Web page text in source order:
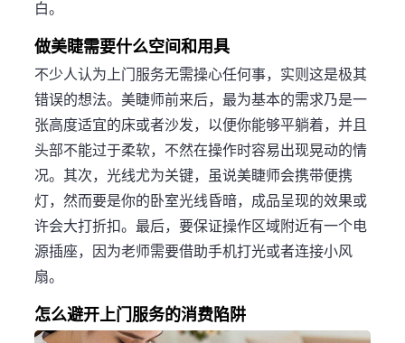
白。
做美睫需要什么空间和用具
不少人认为上门服务无需操心任何事，实则这是极其
错误的想法。美睫师前来后，最为基本的需求乃是一
张高度适宜的床或者沙发，以便你能够平躺着，并且
头部不能过于柔软，不然在操作时容易出现晃动的情
况。其次，光线尤为关键，虽说美睫师会携带便携
灯，然而要是你的卧室光线昏暗，成品呈现的效果或
许会大打折扣。最后，要保证操作区域附近有一个电
源插座，因为老师需要借助手机打光或者连接小风
扇。
怎么避开上门服务的消费陷阱